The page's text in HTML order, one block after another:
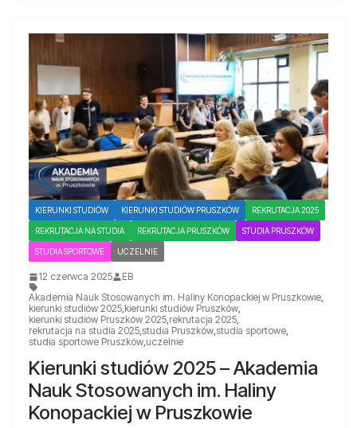
KIERUNKI STUDIÓW KIERUNKI STUDIÓW PRUSZKÓW REKRUTACJA 2025
REKRUTACJA NA STUDIA REKRUTACJA PRUSZKÓW STUDIA PRUSZKÓW
STUDIA SPORTOWE UCZELNIE
12 czerwca 2025
EB
Akademia Nauk Stosowanych im. Haliny Konopackiej w Pruszkowie,
kierunki studiów 2025,kierunki studiów Pruszków,
kierunki studiów Pruszków 2025,rekrutacja 2025,
rekrutacja na studia 2025,studia Pruszków,studia sportowe,
studia sportowe Pruszków,uczelnie
Kierunki studiów 2025 – Akademia
Nauk Stosowanych im. Haliny
Konopackiej w Pruszkowie